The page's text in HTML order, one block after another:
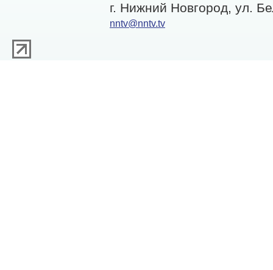
г. Нижний Новгород, ул.
nntv@nntv.tv